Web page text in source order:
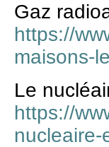
Gaz
https://
maisons-
Le
https://
nucleaire-